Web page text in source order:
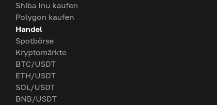
Shiba Inu kaufen
Polygon kaufen
Handel
Spotbörse
Kryptomärkte
BTC/USDT
ETH/USDT
SOL/USDT
BNB/USDT